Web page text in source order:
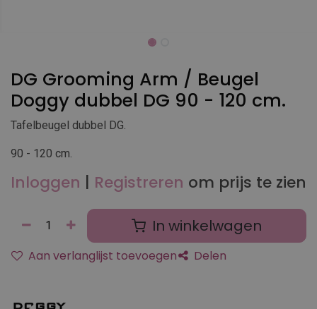
DG Grooming Arm / Beugel
Doggy dubbel DG 90 - 120 cm.
Tafelbeugel dubbel DG.
90 - 120 cm.
Inloggen | Registreren om prijs te zien
In winkelwagen
Aan verlanglijst toevoegen Delen